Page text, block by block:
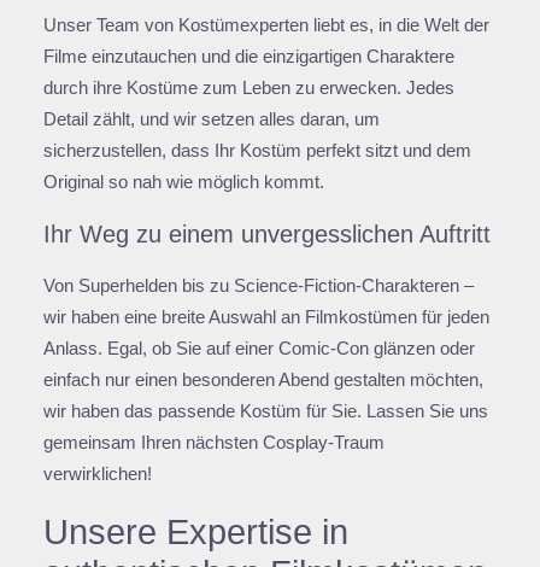
Unser Team von Kostümexperten liebt es, in die Welt der
Filme einzutauchen und die einzigartigen Charaktere
durch ihre Kostüme zum Leben zu erwecken. Jedes
Detail zählt, und wir setzen alles daran, um
sicherzustellen, dass Ihr Kostüm perfekt sitzt und dem
Original so nah wie möglich kommt.
Ihr Weg zu einem unvergesslichen Auftritt
Von Superhelden bis zu Science-Fiction-Charakteren –
wir haben eine breite Auswahl an Filmkostümen für jeden
Anlass. Egal, ob Sie auf einer Comic-Con glänzen oder
einfach nur einen besonderen Abend gestalten möchten,
wir haben das passende Kostüm für Sie. Lassen Sie uns
gemeinsam Ihren nächsten Cosplay-Traum
verwirklichen!
Unsere Expertise in